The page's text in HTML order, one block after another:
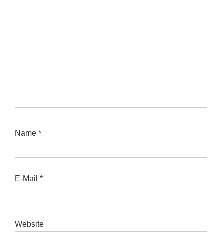
Name *
E-Mail *
Website